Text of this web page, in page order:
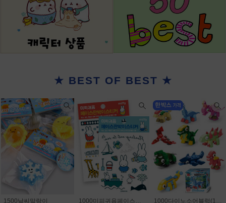
★ BEST OF BEST ★
1500날씨말랑이
1000미피귀욤페이스판박이스티커
1000다이노소어블럭(10종) 1개650원